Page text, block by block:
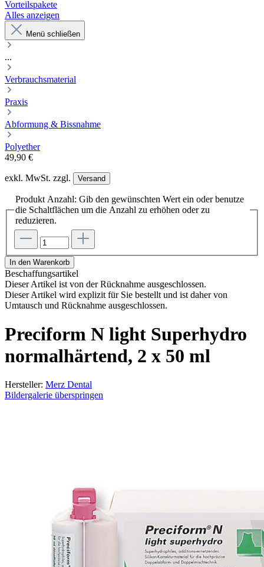
Vorteilspakete
Alles anzeigen
Menü schließen
...
Verbrauchsmaterial
Praxis
Abformung & Bissnahme
Polyether
49,90 €
exkl. MwSt. zzgl. Versand
Produkt Anzahl: Gib den gewünschten Wert ein oder benutze
die Schaltflächen um die Anzahl zu erhöhen oder zu
reduzieren.
In den Warenkorb
Beschaffungsartikel
Dieser Artikel ist von der Rücknahme ausgeschlossen.
Dieser Artikel wird explizit für Sie bestellt und ist daher von
Umtausch und Rücknahme ausgeschlossen.
Preciform N light Superhydro
normalhärtend, 2 x 50 ml
Hersteller: Merz Dental
Bildergalerie überspringen